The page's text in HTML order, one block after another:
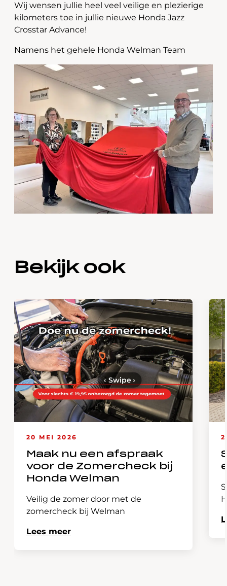
Wij wensen jullie heel veel veilige en plezierige
kilometers toe in jullie nieuwe Honda Jazz
Crosstar Advance!
Namens het gehele Honda Welman Team
Bekijk ook
20 MEI 2026
Maak nu een afspraak
voor de Zomercheck bij
Honda Welman
Veilig de zomer door met de
zomercheck bij Welman
Lees meer
‹ Swipe›